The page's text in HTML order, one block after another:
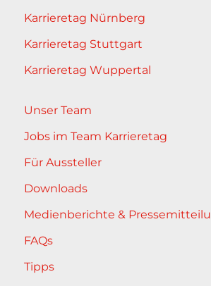
Karrieretag Nürnberg
Karrieretag Stuttgart
Karrieretag Wuppertal
Unser Team
Jobs im Team Karrieretag
Für Aussteller
Downloads
Medienberichte &
FAQs
Tipps